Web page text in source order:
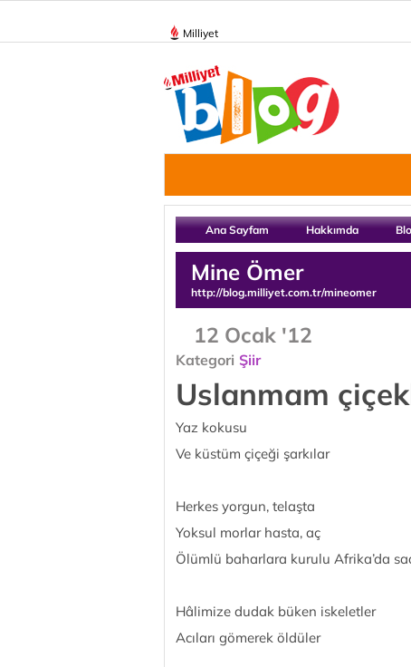
Milliyet
Ana Sayfam Hakkımda
Mine Ömer
http://blog.milliyet.com.tr/mineomer
12 Ocak '12
Kategori Şiir
Uslanmam
Yaz kokusu
Ve küstüm çiçeği şarkılar
Herkes yorgun, telaşta
Yoksul morlar hasta, aç
Ölümlü baharlara kurulu Afrika’da
Hâlimize dudak büken iskeletler
Acıları gömerek öldüler